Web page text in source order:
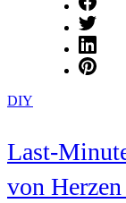
DIY
Last-
von